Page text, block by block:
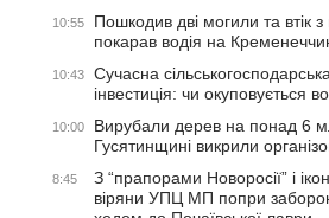
10:55
Пошкодив дві могили та втік
покарав водія на
10:43
Сучасна
інвестиція: чи окуповується
10:00
Вирубали дерев на понад 6
Гусятинщині викрили
8:45
З “прапорами Новоросії” і
віряни УПЦ МП попри